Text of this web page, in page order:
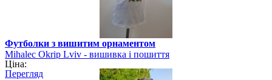
Футболки з вишитим орнаментом
Mihalec Okrip Lviv - вишивка і пошиття
Ціна:
Перегляд